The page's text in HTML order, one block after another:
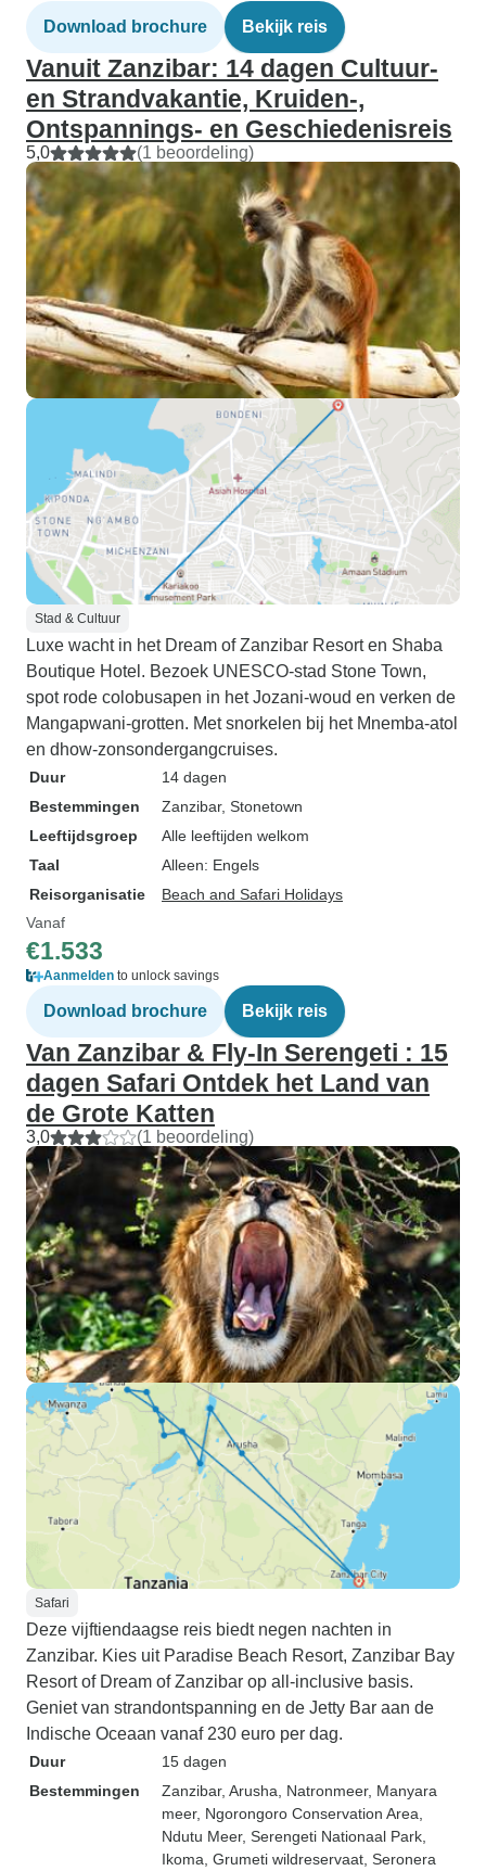
Download brochure Bekijk reis
Vanuit Zanzibar: 14 dagen Cultuur-
en Strandvakantie, Kruiden-,
Ontspannings- en Geschiedenisreis
5,0 (1 beoordeling)
Stad & Cultuur
Luxe wacht in het Dream of Zanzibar Resort en Shaba
Boutique Hotel. Bezoek UNESCO-stad Stone Town,
spot rode colobusapen in het Jozani-woud en verken de
Mangapwani-grotten. Met snorkelen bij het Mnemba-atol
en dhow-zonsondergangcruises.
Duur
14 dagen
Bestemmingen
Zanzibar, Stonetown
Leeftijdsgroep
Alle leeftijden welkom
Taal
Alleen: Engels
Reisorganisatie
Beach and Safari Holidays
Vanaf
€1.533
Aanmelden to unlock savings
Download brochure Bekijk reis
Van Zanzibar & Fly-In Serengeti : 15
dagen Safari Ontdek het Land van
de Grote Katten
3,0 (1 beoordeling)
Safari
Deze vijftiendaagse reis biedt negen nachten in
Zanzibar. Kies uit Paradise Beach Resort, Zanzibar Bay
Resort of Dream of Zanzibar op all-inclusive basis.
Geniet van strandontspanning en de Jetty Bar aan de
Indische Oceaan vanaf 230 euro per dag.
Duur
15 dagen
Bestemmingen
Zanzibar, Arusha , Natronmeer, Manyara
meer, Ngorongoro Conservation Area
Ndutu Meer, Serengeti Nationaal Park
Ikoma , Grumeti wildreservaat , Seronera